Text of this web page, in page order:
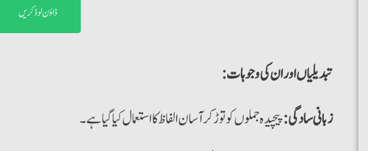
ڈاؤن لوڈ کریں
:تبدیلیاں اور ان کی وجوہات
زبانی سادگی:پیچیدہ جملوں کو توڑ کر آسان الفاظ کا استعمال کیا گیا ہے۔